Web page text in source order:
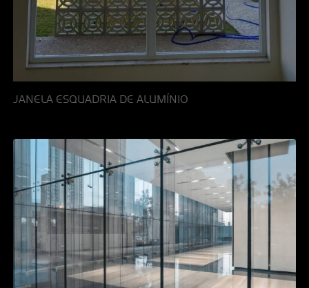
JANELA ESQUADRIA DE ALUMÍNIO